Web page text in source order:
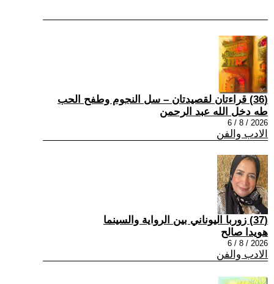
(36) قراءتان لقصيدتان – سل النجوم وطفح الحب
طه دخل الله عبد الرحمن
2026 / 8 / 6
الادب والفن
(37) زوربا اليوناني بين الرواية والسينما
هويدا صالح
2026 / 8 / 6
الادب والفن